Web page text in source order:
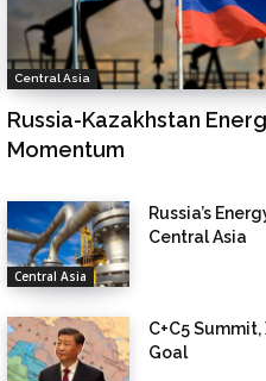
Central Asia
Russia-Kazakhstan
Momentum
Central Asia
Russia’s
Central Asia
C+C5 Summit,
Goal